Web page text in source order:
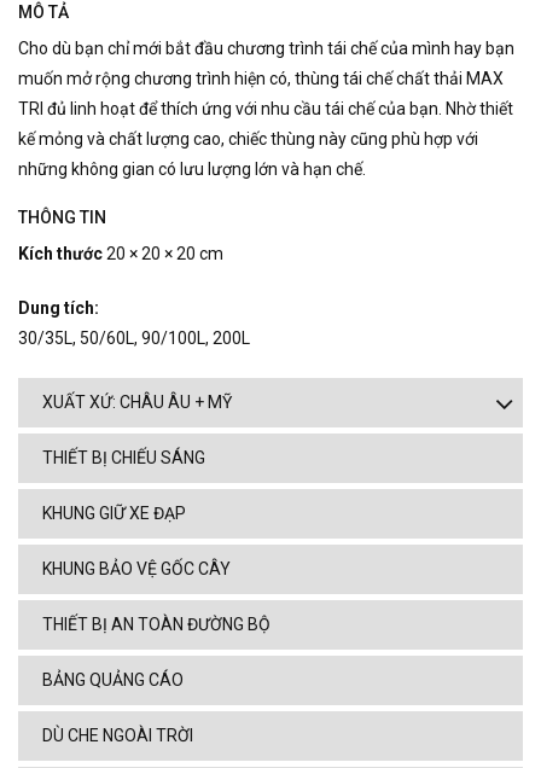
MÔ TẢ
Cho dù bạn chỉ mới bắt đầu chương trình tái chế của mình hay bạn
muốn mở rộng chương trình hiện có, thùng tái chế chất thải MAX
TRI đủ linh hoạt để thích ứng với nhu cầu tái chế của bạn. Nhờ thiết
kế mỏng và chất lượng cao, chiếc thùng này cũng phù hợp với
những không gian có lưu lượng lớn và hạn chế.
THÔNG TIN
Kích thước20 × 20 × 20 cm
Dung tích:
30/35L, 50/60L, 90/100L, 200L
XUẤT XỨ: CHÂU ÂU + MỸ
THIẾT BỊ CHIẾU SÁNG
KHUNG GIỮ XE ĐẠP
KHUNG BẢO VỆ GỐC CÂY
THIẾT BỊ AN TOÀN ĐƯỜNG BỘ
BẢNG QUẢNG CÁO
DÙ CHE NGOÀI TRỜI